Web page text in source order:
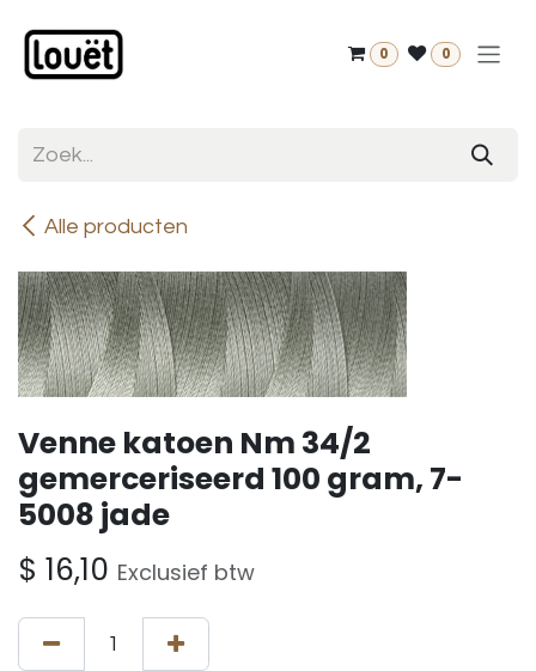
0 0
Alle producten
Venne katoen Nm 34/2
gemerceriseerd 100 gram, 7-
5008 jade
$ 16,10 Exclusief btw